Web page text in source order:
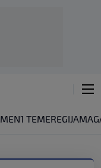
N1 TEMEREGIJA